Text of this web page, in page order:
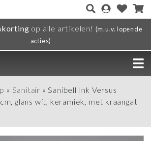
op alle artikelen! (m.u.v. lopende
acties)
» Sanitair »Sanibell Ink Versus
glans wit, keramiek, met kraangat